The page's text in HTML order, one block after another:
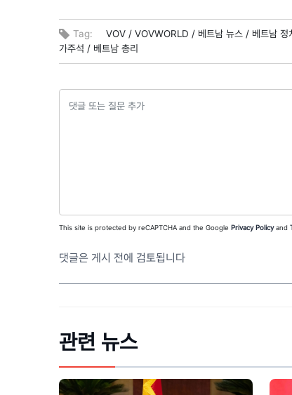
Tag: VOV / VOVWORLD / 베트남 뉴스 / 베트남 정
가주석 / 베트남 총리
This site is protected by reCAPTCHA and the Google Privacy Policyand
댓글은 게시 전에 검토됩니다
관련 뉴스